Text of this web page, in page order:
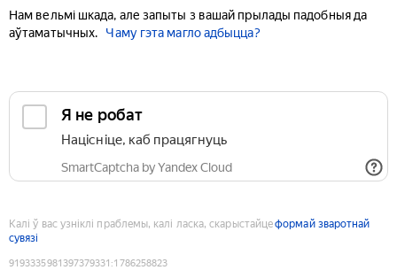
Нам вельмі шкада, але запыты з вашай прылады падобныя да
аўтаматычных.
Чаму гэта магло адбыцца?
Я не робат
Націсніце, каб працягнуць
SmartCaptcha by Yandex Cloud
Калі ў вас узніклі праблемы, калі ласка, скарыстайцеформай зваротнай
сувязі
9193335981397379331 :1786258823